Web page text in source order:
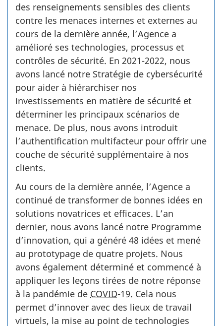
des renseignements sensibles des clients
contre les menaces internes et externes au
cours de la dernière année, l’Agence a
amélioré ses technologies, processus et
contrôles de sécurité. En 2021­-2022, nous
avons lancé notre Stratégie de cybersécurité
pour aider à hiérarchiser nos
investissements en matière de sécurité et
déterminer les principaux scénarios de
menace. De plus, nous avons introduit
l’authentification multifacteur pour offrir une
couche de sécurité supplémentaire à nos
clients.
Au cours de la dernière année, l’Agence a
continué de transformer de bonnes idées en
solutions novatrices et efficaces. L’an
dernier, nous avons lancé notre Programme
d’innovation, qui a généré 48 idées et mené
au prototypage de quatre projets. Nous
avons également déterminé et commencé à
appliquer les leçons tirées de notre réponse
à la pandémie de COVID­-19. Cela nous
permet d’innover avec des lieux de travail
virtuels, la mise au point de technologies